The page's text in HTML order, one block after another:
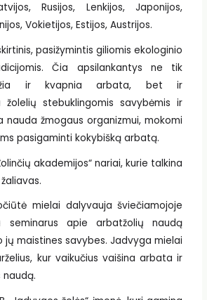
Rusijos, Lenkijos, Japonijos,
Vokietijos, Estijos, Austrijos.
pasižymintis giliomis ekologinio
Čia apsilankantys ne tik
ir kvapnia arbata, bet ir
žolelių stebuklingomis savybėmis ir
nauda žmogaus organizmui, mokomi
pasigaminti kokybišką arbatą.
akademijos“ nariai, kurie talkina
mielai dalyvauja šviečiamojoje
apie arbatžolių naudą
maistines savybes. Jadvyga mielai
kur vaikučius vaišina arbata ir